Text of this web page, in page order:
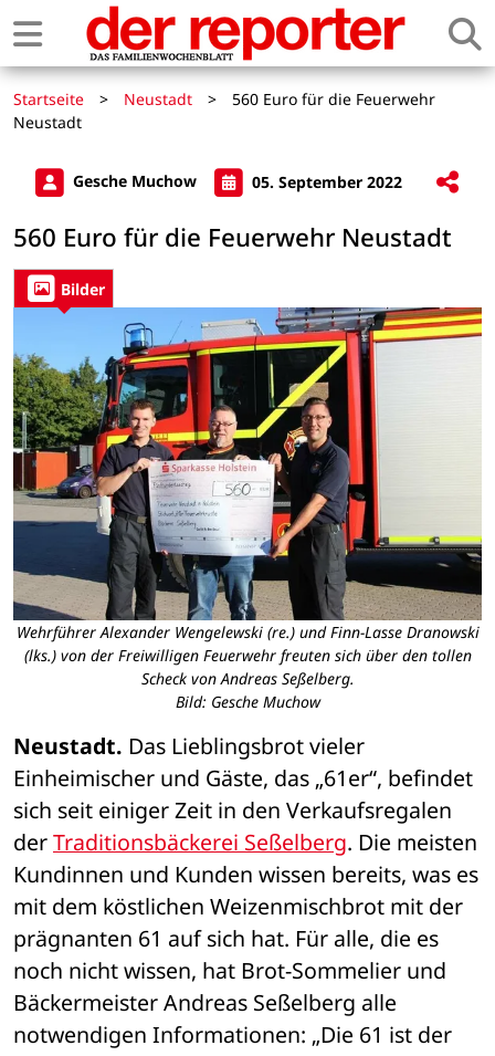
Startseite > Neustadt >
560 Euro für die Feuerwehr
Neustadt
Gesche Muchow 05. September 2022
560 Euro für die Feuerwehr Neustadt
Bilder
Wehrführer Alexander Wengelewski (re.) und Finn-Lasse Dranowski
(lks.) von der Freiwilligen Feuerwehr freuten sich über den tollen
Scheck von Andreas Seßelberg.
Bild: Gesche Muchow
Neustadt. Das Lieblingsbrot vieler
Einheimischer und Gäste, das „61er“, befindet
sich seit einiger Zeit in den Verkaufsregalen
der Traditionsbäckerei Seßelberg. Die meisten
Kundinnen und Kunden wissen bereits, was es
mit dem köstlichen Weizenmischbrot mit der
prägnanten 61 auf sich hat. Für alle, die es
noch nicht wissen, hat Brot-Sommelier und
Bäckermeister Andreas Seßelberg alle
notwendigen Informationen: „Die 61 ist der